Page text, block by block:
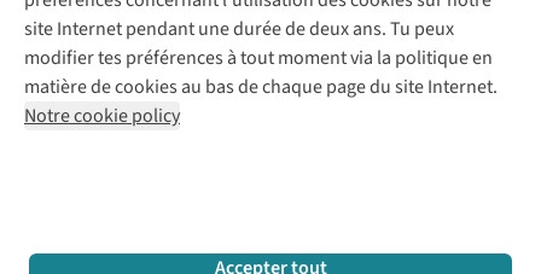
site Internet pendant une durée de deux ans. Tu peux
modifier tes préférences à tout moment via la politique en
matière de cookies au bas de chaque page du site Internet.
Notre cookie policy
Accepter tout
Garantie
Contact
Travailler chez Juttu
Nos magasins
Le monde de Juttu
Entrepreneuriat responsable
Déclaration d’accessibilité
Suivez-nous
+32 (0)3 828 30 15 team@juttu.be